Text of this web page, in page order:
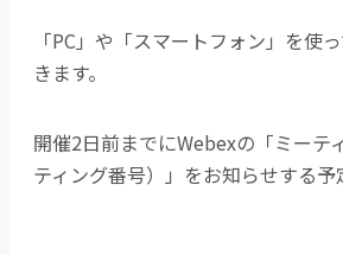
「PC」や「スマートフォン」を使
きます。
開催2日前までにWebexの「ミーテ
ティング番号）」をお知らせする予